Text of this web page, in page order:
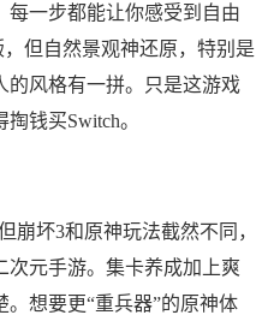
每一步都能让你感受到自由
但自然景观神还原，特别是
的风格有一拼。只是这游戏
钱买Switch。
崩坏3和原神玩法截然不同，
次元手游。集卡养成加上爽
想要更“重兵器”的原神体